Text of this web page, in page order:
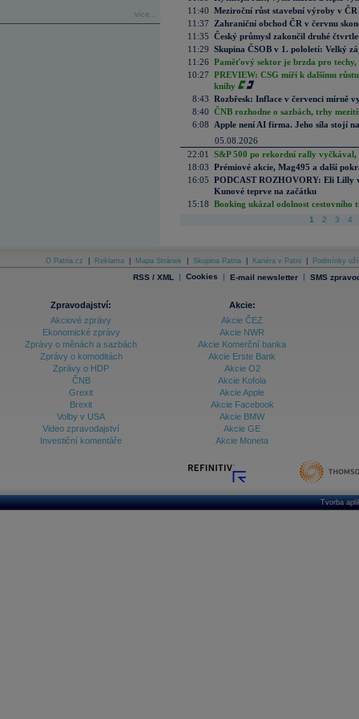
více...
11:40 Meziroční růst stavební výroby v
11:37
Zahraniční obchod ČR v červnu
11:35 Český průmysl zakončil druhé
11:29 Skupina ČSOB v 1. pololetí: Velký
11:26 Paměťový sektor je brzda pro techy,
10:27 PREVIEW: CSG míří k dalšímu
knihy
8:43 Rozbřesk: Inflace v červenci mírně
8:40 ČNB rozhodne o sazbách, trhy
6:08
Apple není AI firma. Jeho síla stojí
05.08.2026
22:01
S&P 500 po rekordní rally vyčkával,
18:03 Prémiové akcie, Mag495 a další
16:05 PODCAST ROZHOVORY: Eli Lilly
Kunové teprve na začátku
15:18 Booking ukázal odolnost cestovního
1 2 3 4
O Patria.cz Reklama Mapa Stránek Skupina Patria Kariéra v Patrii Podmínky
RSS / XML | Cookies | E-mail newsletter | SMS
Zpravodajství:
Akciové zprávy
Ekonomické zprávy
Zprávy o měnách a sazbách
Zprávy o komoditách
Zprávy o HDP
ČNB
Grexit
Brexit
Volby v USA
Video zpravodajství
Investiční komentáře
Akcie:
Akcie ČEZ
Akcie NWR
Akcie Komerční banka
Akcie Erste Bank
Akcie O2
Akcie Kofola
Akcie Apple
Akcie Facebook
Akcie BMW
Akcie GE
Akcie Moneta
Tvorba